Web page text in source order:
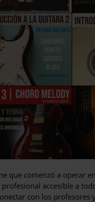
que comenzó a operar
accesible a
con los profesores